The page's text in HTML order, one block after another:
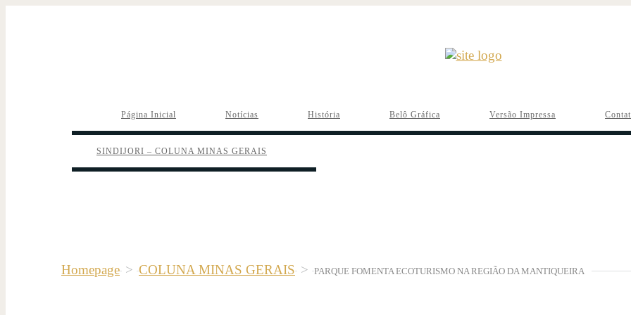
Página Inicial Notícias História Belô Gráfica Versão Impressa
SINDIJORI – COLUNA MINAS GERAIS
Homepage > COLUNA MINAS GERAIS > PARQUE FOMENTA ECOTURISMO NA REGIÃO DA MANTIQUEIRA